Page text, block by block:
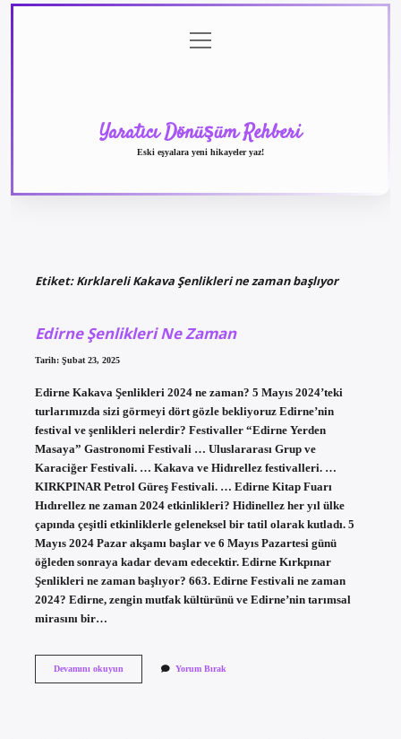
menüyü
aç
Yaratıcı Dönüşüm Rehberi
Eski eşyalara yeni hikayeler yaz!
Etiket:Kırklareli Kakava Şenlikleri ne zaman başlıyor
Edirne Şenlikleri Ne Zaman
Tarih: Şubat 23, 2025
Edirne Kakava Şenlikleri 2024 ne zaman? 5 Mayıs 2024’teki
turlarımızda sizi görmeyi dört gözle bekliyoruz Edirne’nin
festival ve şenlikleri nelerdir? Festivaller “Edirne Yerden
Masaya” Gastronomi Festivali … Uluslararası Grup ve
Karaciğer Festivali. … Kakava ve Hidırellez festivalleri. …
KIRKPINAR Petrol Güreş Festivali. … Edirne Kitap Fuarı
Hıdırellez ne zaman 2024 etkinlikleri? Hidinellez her yıl ülke
çapında çeşitli etkinliklerle geleneksel bir tatil olarak kutladı. 5
Mayıs 2024 Pazar akşamı başlar ve 6 Mayıs Pazartesi günü
öğleden sonraya kadar devam edecektir. Edirne Kırkpınar
Şenlikleri ne zaman başlıyor? 663. Edirne Festivali ne zaman
2024? Edirne, zengin mutfak kültürünü ve Edirne’nin tarımsal
mirasını bir…
Devamını okuyunEdirne
Yorum Bırak